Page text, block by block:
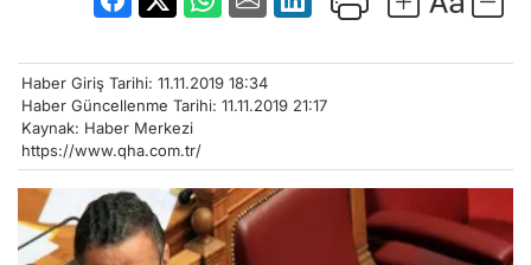
Haber Giriş Tarihi: 11.11.2019 18:34
Haber Güncellenme Tarihi: 11.11.2019 21:17
Kaynak: Haber Merkezi
https://www.qha.com.tr/